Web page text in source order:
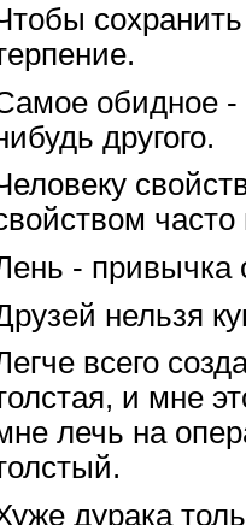
обидное -
другого.
- привычка
нельзя
всего
и мне
лечь на
дурака